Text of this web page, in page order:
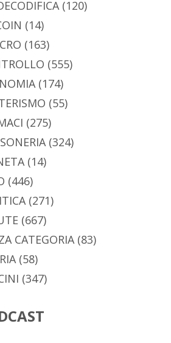
(120)
(14)
(163)
(555)
(174)
(55)
(275)
(324)
(14)
(446)
(271)
(667)
CATEGORIA(83)
(58)
(347)